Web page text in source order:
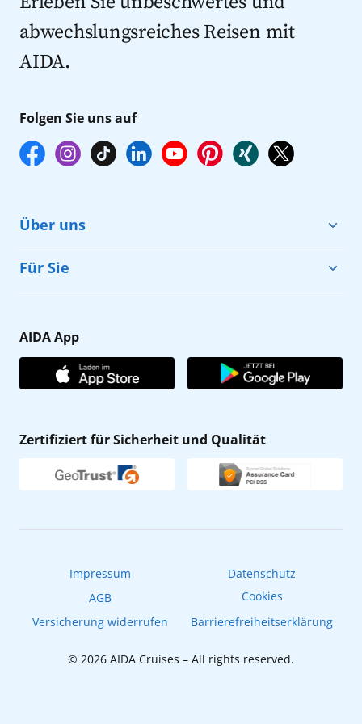
abwechslungsreiches Reisen mit
AIDA.
Folgen Sie uns auf
Über uns
Cruise & Help
Karriere
Affiliateprogramm
Verhaltens- & Ethikkodex
Newsletter
Für Sie
Gästefragebogen
AIDA Club
AIDA App
Zertifiziert für Sicherheit und Qualität
Impressum
Datenschutz
AGB
Cookies
Versicherung widerrufen
Barrierefreiheitserklärung
© 2026 AIDA Cruises – All rights reserved.